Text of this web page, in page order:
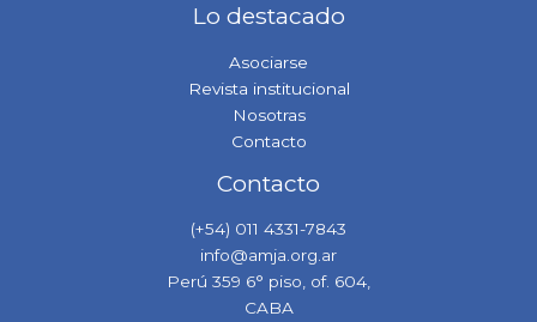
Lo destacado
Asociarse
Revista institucional
Nosotras
Contacto
Contacto
(+54) 011 4331-7843
info@amja.org.ar
Perú 359 6° piso, of. 604,
CABA